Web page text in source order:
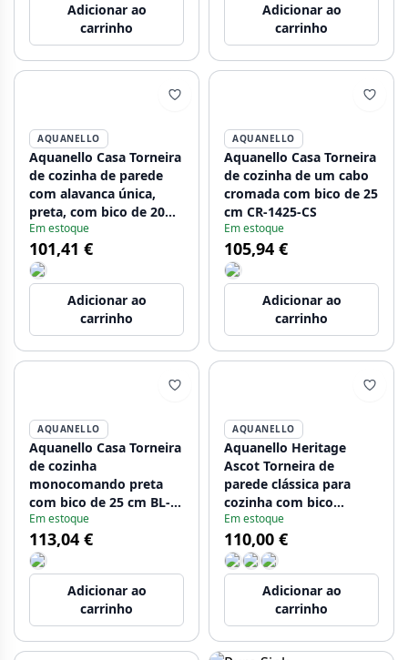
Adicionar ao
carrinho
Adicionar ao
carrinho
AQUANELLO
Aquanello Casa Torneira
de cozinha de parede
com alavanca única,
preta, com bico de 20
cm BL-1420-CS
Em estoque
101,41 €
Adicionar ao
carrinho
AQUANELLO
Aquanello Casa Torneira
de cozinha de um cabo
cromada com bico de 25
cm CR-1425-CS
Em estoque
105,94 €
Adicionar ao
carrinho
AQUANELLO
Aquanello Casa Torneira
de cozinha
monocomando preta
com bico de 25 cm BL-
1425-CS
Em estoque
113,04 €
Adicionar ao
carrinho
AQUANELLO
Aquanello Heritage
Ascot Torneira de
parede clássica para
cozinha com bico
superior preto BL-4110-
HA
Em estoque
110,00 €
Adicionar ao
carrinho